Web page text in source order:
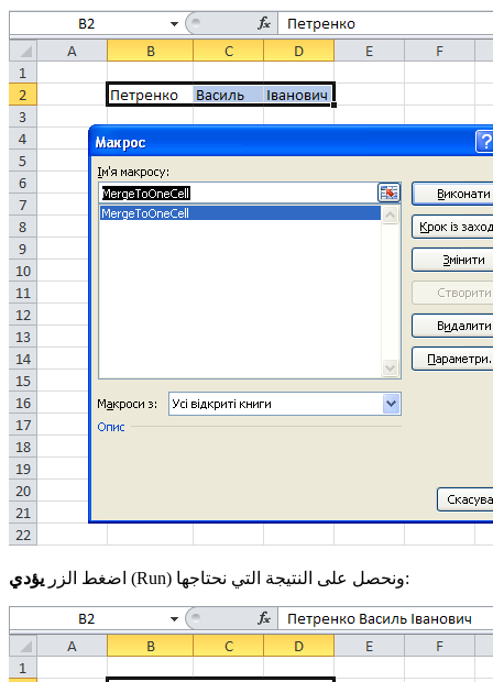
اضغط الزر (Run) ونحصل على النتيجة التي نحتاجها: